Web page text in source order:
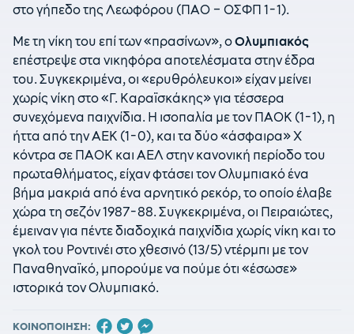
στο γήπεδο της Λεωφόρου (ΠΑΟ – ΟΣΦΠ 1-1).
Με τη νίκη του επί των «πρασίνων», οΟλυμπιακός
επέστρεψε στα νικηφόρα αποτελέσματα στην έδρα
του. Συγκεκριμένα, οι «ερυθρόλευκοι» είχαν μείνει
χωρίς νίκη στο «Γ. Καραϊσκάκης» για τέσσερα
συνεχόμενα παιχνίδια. Η ισοπαλία με τον ΠΑΟΚ (1-1), η
ήττα από την ΑΕΚ (1-0), και τα δύο «άσφαιρα» Χ
κόντρα σε ΠΑΟΚ και ΑΕΛ στην κανονική περίοδο του
πρωταθλήματος, είχαν φτάσει τον Ολυμπιακό ένα
βήμα μακριά από ένα αρνητικό ρεκόρ, το οποίο έλαβε
χώρα τη σεζόν 1987-88. Συγκεκριμένα, οι Πειραιώτες,
έμειναν για πέντε διαδοχικά παιχνίδια χωρίς νίκη και το
γκολ του Ροντινέι στο χθεσινό (13/5) ντέρμπι με τον
Παναθηναϊκό, μπορούμε να πούμε ότι «έσωσε»
ιστορικά τον Ολυμπιακό.
ΚΟΙΝΟΠΟΙΗΣΗ: